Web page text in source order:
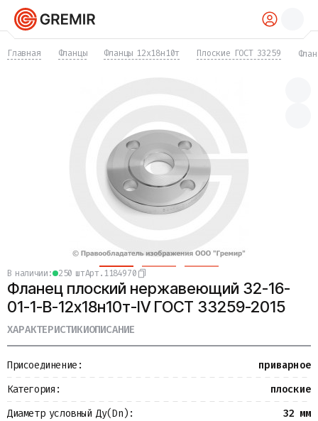
Компенсаторы
Фасонные части
Крепеж
Прокладки и уплотнения
Металлопрокат
Измерительные приборы
Баки
Детали трубопроводов
Водомерные узлы
Запорная арматура
Главная Фланцы Фланцы 12х18н10т Плоские ГОСТ 33259
в наличии: 250 штАрт. 1184970
Фланец плоский нержавеющий 32-16-
01-1-B-12х18н10т-IV ГОСТ 33259-2015
ХАРАКТЕРИСТИКИОПИСАНИЕ
Присоединение:
приварное
Категория:
плоские
Диаметр условный Ду(Dn):
32 мм